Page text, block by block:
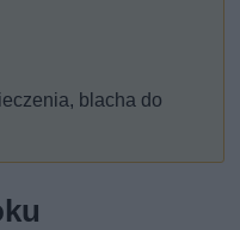
blacha do